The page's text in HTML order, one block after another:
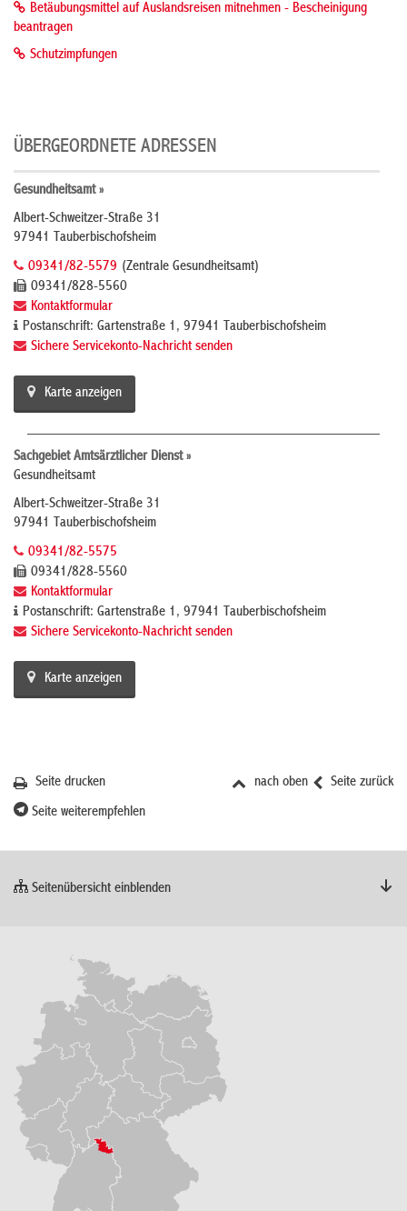
Betäubungsmittel auf Auslandsreisen mitnehmen - Bescheinigung
beantragen
Schutzimpfungen
ÜBERGEORDNETE ADRESSEN
Gesundheitsamt »
Albert-Schweitzer-Straße 31
97941 Tauberbischofsheim
09341/82-5579 (Zentrale Gesundheitsamt)
09341/828-5560
Kontaktformular
Postanschrift: Gartenstraße 1, 97941 Tauberbischofsheim
Sichere Servicekonto-Nachricht senden
Karte anzeigen
Sachgebiet Amtsärztlicher Dienst »
Gesundheitsamt
Albert-Schweitzer-Straße 31
97941 Tauberbischofsheim
09341/82-5575
09341/828-5560
Kontaktformular
Postanschrift: Gartenstraße 1, 97941 Tauberbischofsheim
Sichere Servicekonto-Nachricht senden
Karte anzeigen
Seite zurück
nach oben
Seite drucken
Seite weiterempfehlen
Seitenübersicht einblenden